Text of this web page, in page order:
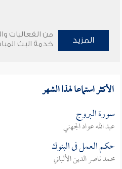
المزيد
من الفعاليات
خدمة البث
الأكثر استماعا لهذا الشهر
سورة البروج
عبد الله عواد الجهني
حكم العمل فى البنوك
محمد ناصر الدين الألباني